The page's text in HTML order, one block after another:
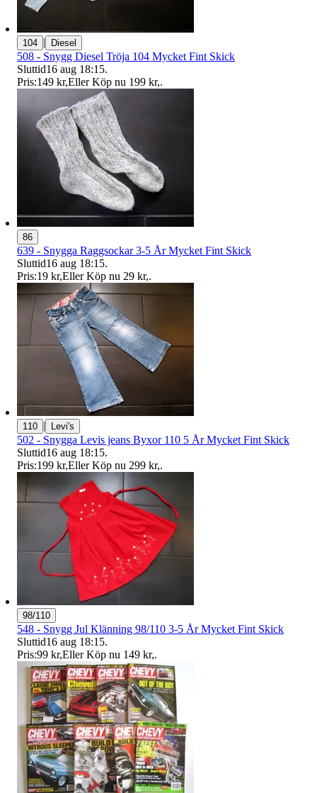
104 | Diesel
508 - Snygg Diesel Tröja 104 Mycket Fint Skick
Sluttid16 aug 18:15.
Pris:149 kr,Eller Köp nu 199 kr,.
86
639 - Snygga Raggsockar 3-5 År Mycket Fint Skick
Sluttid16 aug 18:15.
Pris:19 kr,Eller Köp nu 29 kr,.
110 | Levi's
502 - Snygga Levis jeans Byxor 110 5 År Mycket Fint Skick
Sluttid16 aug 18:15.
Pris:199 kr,Eller Köp nu 299 kr,.
98/110
548 - Snygg Jul Klänning 98/110 3-5 År Mycket Fint Skick
Sluttid16 aug 18:15.
Pris:99 kr,Eller Köp nu 149 kr,.